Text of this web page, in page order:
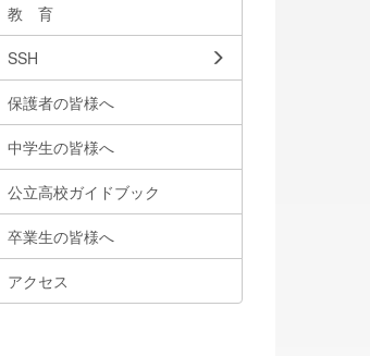
教 育
SSH
保護者の皆様へ
中学生の皆様へ
公立高校ガイドブック
卒業生の皆様へ
アクセス